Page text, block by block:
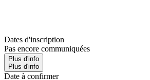
Dates d'inscription
Pas encore communiquées
Plus d'info
Plus d'info
Date à confirmer